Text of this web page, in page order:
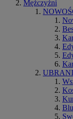
Mężczyźni